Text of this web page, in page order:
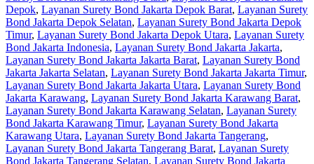
Depok, Layanan Surety Bond Jakarta Depok Barat, Layanan Surety
Bond Jakarta Depok Selatan, Layanan Surety Bond Jakarta Depok
Timur, Layanan Surety Bond Jakarta Depok Utara, Layanan Surety
Bond Jakarta Indonesia, Layanan Surety Bond Jakarta Jakarta,
Layanan Surety Bond Jakarta Jakarta Barat, Layanan Surety Bond
Jakarta Jakarta Selatan, Layanan Surety Bond Jakarta Jakarta Timur,
Layanan Surety Bond Jakarta Jakarta Utara, Layanan Surety Bond
Jakarta Karawang, Layanan Surety Bond Jakarta Karawang Barat,
Layanan Surety Bond Jakarta Karawang Selatan, Layanan Surety
Bond Jakarta Karawang Timur, Layanan Surety Bond Jakarta
Karawang Utara, Layanan Surety Bond Jakarta Tangerang,
Layanan Surety Bond Jakarta Tangerang Barat, Layanan Surety
Bond Jakarta Tangerang Selatan, Layanan Surety Bond Jakarta